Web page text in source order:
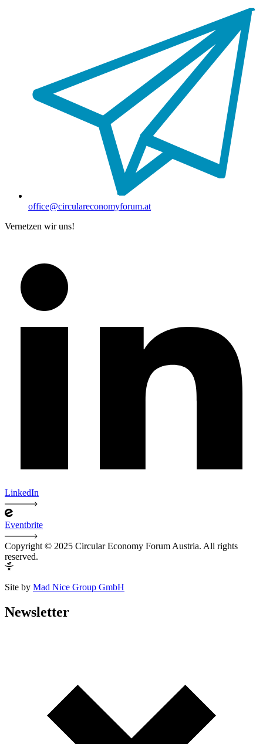
office@circulareconomyforum.at
Vernetzen wir uns!
LinkedIn
Eventbrite
Copyright © 2025 Circular Economy Forum Austria. All rights
reserved.
Site by Mad Nice Group GmbH
Newsletter